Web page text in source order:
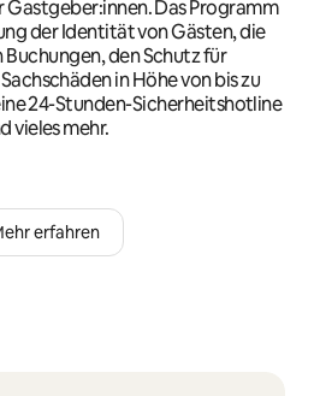
Gastgeber:innen. Das Programm
der Identität von Gästen, die
den Schutz für
in Höhe von bis zu
24-Stunden-Sicherheitshotline
vieles mehr.
erfahren